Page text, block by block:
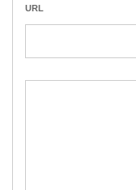
URL